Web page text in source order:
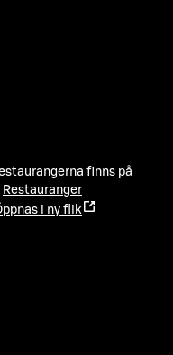
finns på
Restauranger
i ny flik